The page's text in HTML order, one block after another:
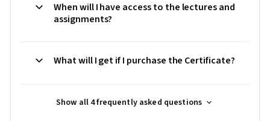
When will I have access to the lectures and
assignments?
What will I get if I purchase the Certificate?
Show all 4 frequently asked questions